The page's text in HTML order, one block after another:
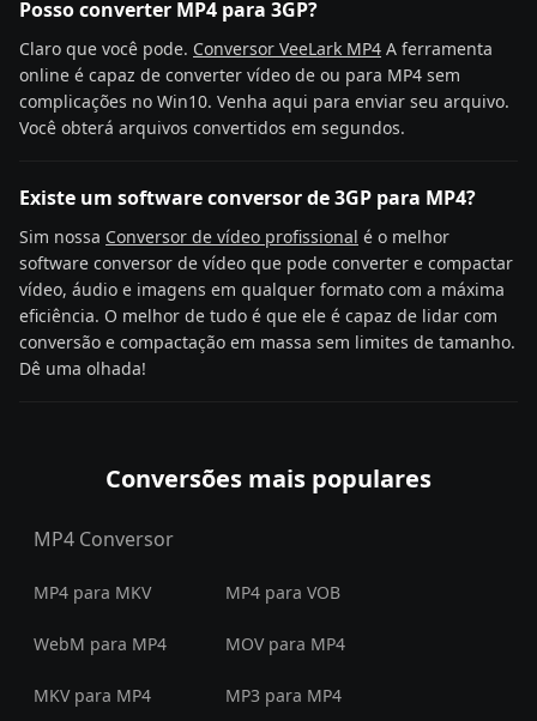
Posso converter MP4 para 3GP?
Claro que você pode. Conversor VeeLark MP4 A ferramenta
online é capaz de converter vídeo de ou para MP4 sem
complicações no Win10. Venha aqui para enviar seu arquivo.
Você obterá arquivos convertidos em segundos.
Existe um software conversor de 3GP para MP4?
Sim nossa Conversor de vídeo profissional é o melhor
software conversor de vídeo que pode converter e compactar
vídeo, áudio e imagens em qualquer formato com a máxima
eficiência. O melhor de tudo é que ele é capaz de lidar com
conversão e compactação em massa sem limites de tamanho.
Dê uma olhada!
Conversões mais populares
MP4 Conversor
MP4 para MKV MP4 para VOB
WebM para MP4 MOV para MP4
MKV para MP4 MP3 para MP4